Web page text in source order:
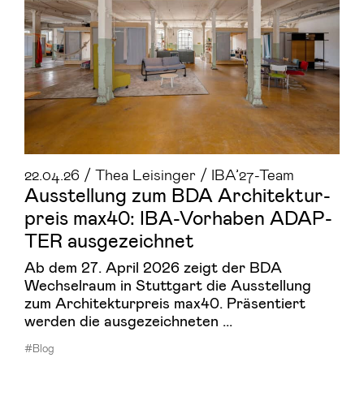
22.04.26 / Thea Leisinger / IBA’27-Team
Aus­stel­lung zum BDA Ar­chi­tek­tur­
preis max40: IBA-​Vorhaben AD­AP­
TER aus­ge­zeich­net
Ab dem 27. April 2026 zeigt der BDA
Wechselraum in Stuttgart die Ausstellung
zum Architekturpreis max40. Präsentiert
werden die ausgezeichneten ...
#Blog